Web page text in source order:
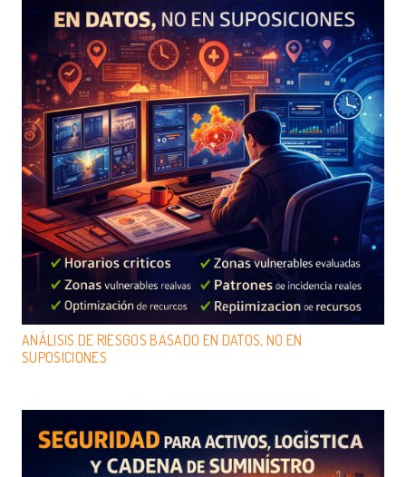
ANÁLISIS DE RIESGOS BASADO EN DATOS, NO EN
SUPOSICIONES